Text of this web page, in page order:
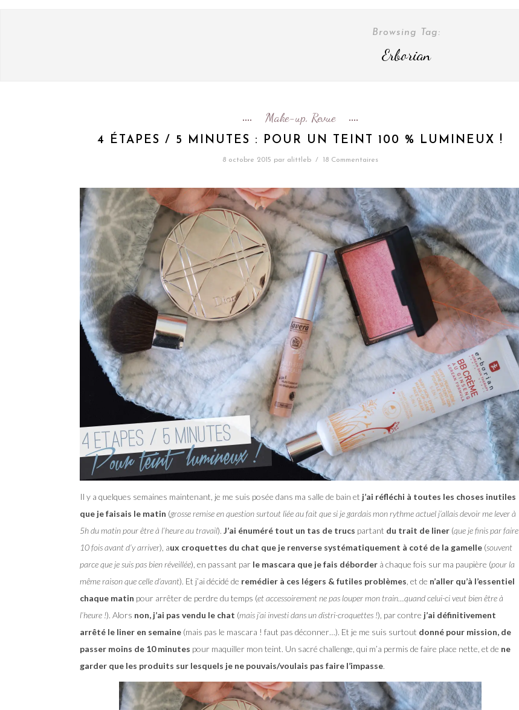
Browsing Tag:
Erborian
Make-up, Revue
4 ÉTAPES / 5 MINUTES : POUR UN TEINT 100 % LUMINEUX !
8 octobre 2015 par alittleb / 18 Commentaires
Il y a quelques semaines maintenant, je me suis posée dans ma salle de bain et j’ai réfléchi à toutes les choses inutiles
que je faisais le matin (grosse remise en question surtout liée au fait que si je gardais mon rythme actuel j’allais devoir me lever à
5h du matin pour être à l’heure au travail). J’ai énuméré tout un tas de trucs partant du trait de liner (que je finis par faire
10 fois avant d’y arriver), aux croquettes du chat que je renverse systématiquement à coté de la gamelle (souvent
parce que je suis pas bien réveillée), en passant par le mascara que je fais déborder à chaque fois sur ma paupière (pour la
même raison que celle d’avant). Et j’ai décidé de remédier à ces légers & futiles problèmes , et de n’aller qu’à l’essentiel
chaque matin pour arrêter de perdre du temps (et accessoirement ne pas louper mon train…quand celui-ci veut bien être à
l’heure !). Alors non, j’ai pas vendu le chat (mais j’ai investi dans un distri-croquettes !), par contre j’ai définitivement
arrêté le liner en semaine (mais pas le mascara ! faut pas déconner…). Et je me suis surtout donné pour mission, de
passer moins de 10 minutes pour maquiller mon teint. Un sacré challenge, qui m’a permis de faire place nette, et de ne
garder que les produits sur lesquels je ne pouvais/voulais pas faire l’impasse.